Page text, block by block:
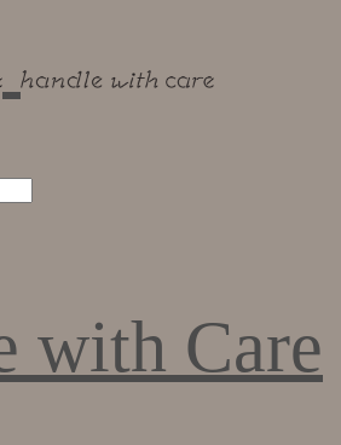
with Care